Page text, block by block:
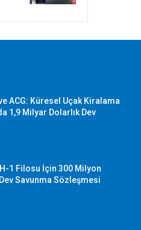
ACG: Küresel Uçak Kiralama
1,9 Milyar Dolarlık Dev
H-1 Filosu İçin 300 Milyon
Savunma Sözleşmesi